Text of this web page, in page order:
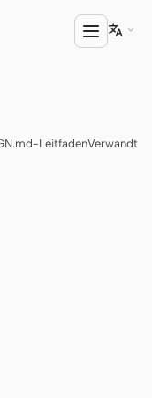

LeitfadenVerwandt